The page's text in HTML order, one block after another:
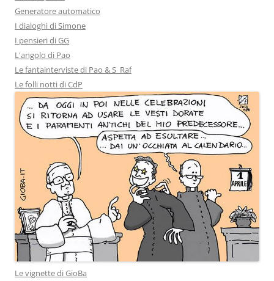
Generatore automatico
I dialoghi di Simone
I pensieri di GG
L'angolo di Pao
Le fantainterviste di Pao & S_Raf
Le folli notti di CdP
Le vignette di GioBa